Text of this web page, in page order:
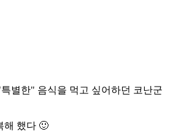
별한" 음식을 먹고 싶어하던 코난군
해 했다 🙂